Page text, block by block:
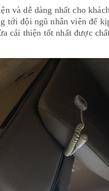
và dễ dàng nhất cho
tới đội ngũ nhân viên để
cải thiện tốt nhất được